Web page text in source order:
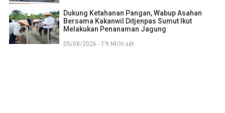
Dukung Ketahanan Pangan, Wabup Asahan
Bersama Kakanwil Ditjenpas Sumut Ikut
Melakukan Penanaman Jagung
05/08/2026 - T?t Nh?n xét